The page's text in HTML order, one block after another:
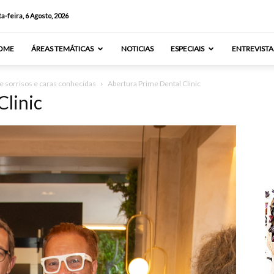
feira, 6 Agosto, 2026
ÁREAS TEMÁTICAS NOTICIAS ESPECIAIS
sorrisos e caras conhecidas Abertura Prime Dental Clinic